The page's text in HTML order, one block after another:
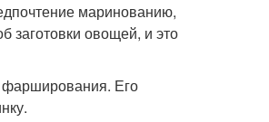
маринованию,
овощей, и это
фарширования. Его